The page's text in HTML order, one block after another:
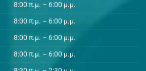
8:00 π.μ. – 6:00 μ.μ.
8:00 π.μ. – 6:00 μ.μ.
8:00 π.μ. – 6:00 μ.μ.
8:00 π.μ. – 6:00 μ.μ.